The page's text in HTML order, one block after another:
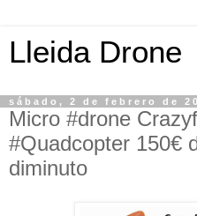
Lleida Drone
sábado, 2 de febrero de
Micro #drone
#Quadcopter 150€
diminuto